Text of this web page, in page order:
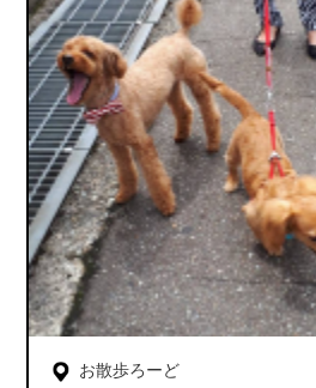
お散歩ろーど